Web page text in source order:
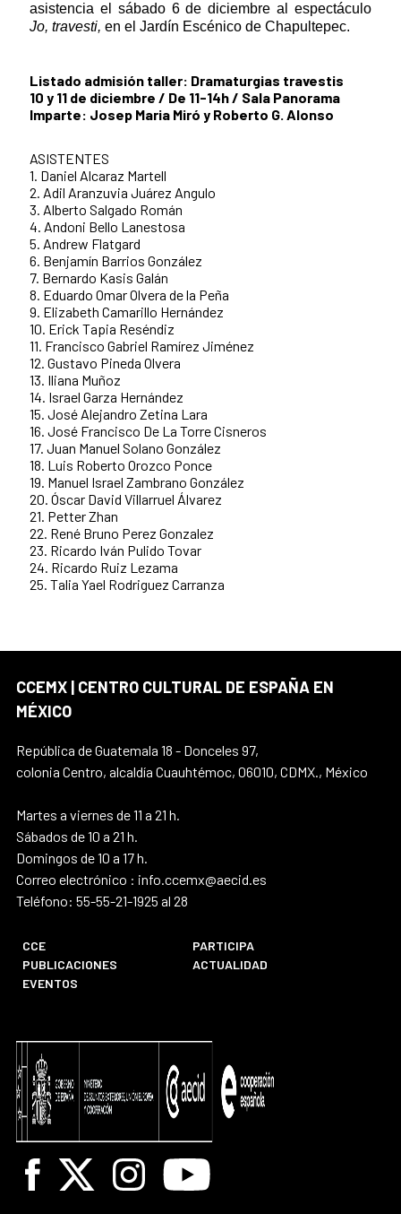
asistencia el sábado 6 de diciembre al espectáculo
Jo, travesti, en el Jardín Escénico de Chapultepec.
Listado admisión taller: Dramaturgias travestis
10 y 11 de diciembre / De 11-14h / Sala Panorama
Imparte: Josep Maria Miró y Roberto G. Alonso
ASISTENTES
1. Daniel Alcaraz Martell
2. Adil Aranzuvia Juárez Angulo
3. Alberto Salgado Román
4. Andoni Bello Lanestosa
5. Andrew Flatgard
6. Benjamín Barrios González
7. Bernardo Kasis Galán
8. Eduardo Omar Olvera de la Peña
9. Elizabeth Camarillo Hernández
10. Erick Tapia Reséndiz
11. Francisco Gabriel Ramírez Jiménez
12. Gustavo Pineda Olvera
13. Iliana Muñoz
14. Israel Garza Hernández
15. José Alejandro Zetina Lara
16. José Francisco De La Torre Cisneros
17. Juan Manuel Solano González
18. Luis Roberto Orozco Ponce
19. Manuel Israel Zambrano González
20. Óscar David Villarruel Álvarez
21. Petter Zhan
22. René Bruno Perez Gonzalez
23. Ricardo Iván Pulido Tovar
24. Ricardo Ruiz Lezama
25. Talia Yael Rodriguez Carranza
CCEMX | CENTRO CULTURAL DE ESPAÑA EN
MÉXICO
República de Guatemala 18 - Donceles 97,
colonia Centro, alcaldía Cuauhtémoc, 06010, CDMX., México
Martes a viernes de 11 a 21 h.
Sábados de 10 a 21 h.
Domingos de 10 a 17 h.
Correo electrónico : info.ccemx@aecid.es
Teléfono: 55-55-21-1925 al 28
CCE
PARTICIPA
PUBLICACIONES
ACTUALIDAD
EVENTOS
Facebook
X InstagramYoutube